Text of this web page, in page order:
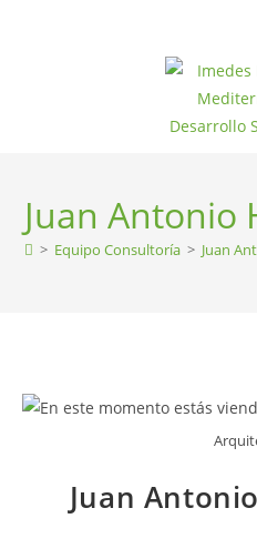
Juan Antonio
> Equipo Consultoría > Juan
Juan